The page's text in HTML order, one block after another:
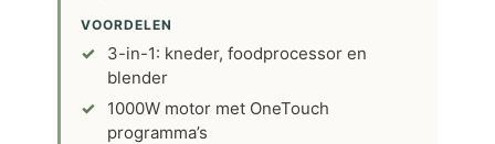
VOORDELEN
3-in-1: kneder, foodprocessor en
blender
1000W motor met OneTouch
programma’s